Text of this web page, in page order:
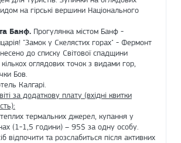
на гірські вершини Національного
Банф. Прогулянка містом Банф -
"Замок у Скелястих горах" - Фермонт
до списку Світової спадщини
оглядових точок з видами гор,
Бов.
Калгарі.
за додаткову плату (вхідні квитки
термальних джерел, купання у
(1-1,5 години) – 95$ за одну особу.
відпочити та розслабиться після активних